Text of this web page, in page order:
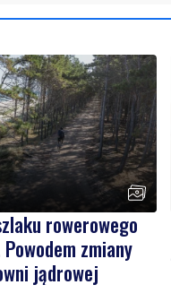
rowerowego
zmiany
jądrowej